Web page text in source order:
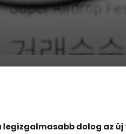
dolog az